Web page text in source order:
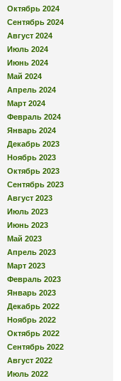
Октябрь 2024
Сентябрь 2024
Август 2024
Июль 2024
Июнь 2024
Май 2024
Апрель 2024
Март 2024
Февраль 2024
Январь 2024
Декабрь 2023
Ноябрь 2023
Октябрь 2023
Сентябрь 2023
Август 2023
Июль 2023
Июнь 2023
Май 2023
Апрель 2023
Март 2023
Февраль 2023
Январь 2023
Декабрь 2022
Ноябрь 2022
Октябрь 2022
Сентябрь 2022
Август 2022
Июль 2022